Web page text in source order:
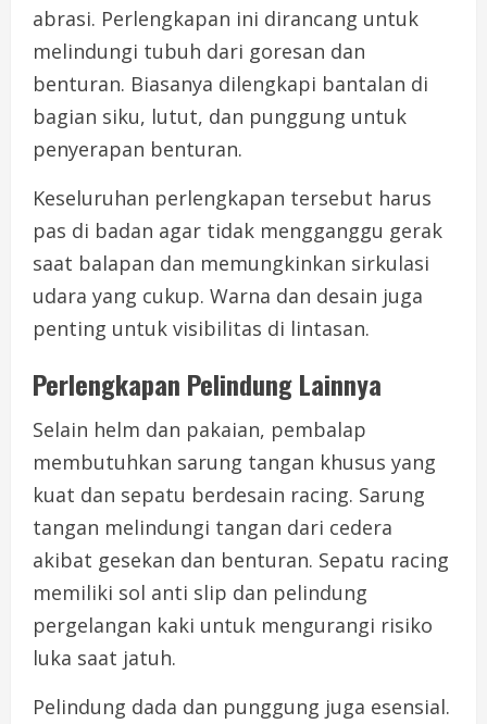
abrasi. Perlengkapan ini dirancang untuk
melindungi tubuh dari goresan dan
benturan. Biasanya dilengkapi bantalan di
bagian siku, lutut, dan punggung untuk
penyerapan benturan.
Keseluruhan perlengkapan tersebut harus
pas di badan agar tidak mengganggu gerak
saat balapan dan memungkinkan sirkulasi
udara yang cukup. Warna dan desain juga
penting untuk visibilitas di lintasan.
Perlengkapan Pelindung Lainnya
Selain helm dan pakaian, pembalap
membutuhkan sarung tangan khusus yang
kuat dan sepatu berdesain racing. Sarung
tangan melindungi tangan dari cedera
akibat gesekan dan benturan. Sepatu racing
memiliki sol anti slip dan pelindung
pergelangan kaki untuk mengurangi risiko
luka saat jatuh.
Pelindung dada dan punggung juga esensial.